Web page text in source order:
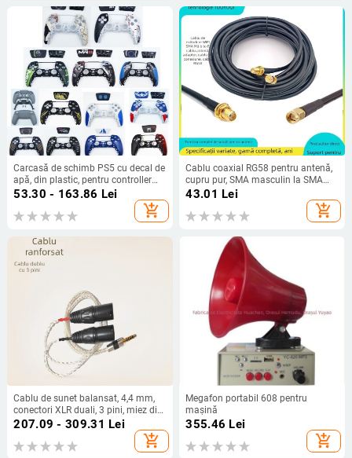
emițător IR
Carcasă de schimb PS5 cu decal de
apă, din plastic, pentru controller
PS5
53.30 - 163.86 Lei
add_shopping_cart
Cablu coaxial RG58 pentru antenă,
cupru pur, SMA masculin la SMA
feminin, adaptor WiFi pentru
43.01 Lei
add_shopping_cart
Cablu de sunet balansat, 4,4 mm,
conectori XLR duali, 3 pini, miez din
cupru placat cu argint
207.09 - 309.31 Lei
add_shopping_cart
Megafon portabil 608 pentru
mașină
355.46 Lei
add_shopping_cart